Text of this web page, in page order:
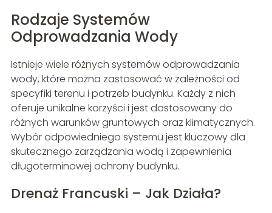
Rodzaje Systemów
Odprowadzania Wody
Istnieje wiele różnych systemów odprowadzania
wody, które można zastosować w zależności od
specyfiki terenu i potrzeb budynku. Każdy z nich
oferuje unikalne korzyści i jest dostosowany do
różnych warunków gruntowych oraz klimatycznych.
Wybór odpowiedniego systemu jest kluczowy dla
skutecznego zarządzania wodą i zapewnienia
długoterminowej ochrony budynku.
Drenaż Francuski – Jak Działa?